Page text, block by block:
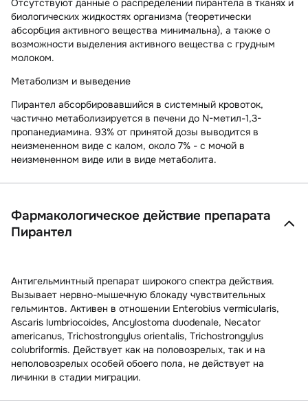
Отсутствуют данные о распределении пирантела в тканях и
биологических жидкостях организма (теоретически
абсорбция активного вещества минимальна), а также о
возможности выделения активного вещества с грудным
молоком.
Метаболизм и выведение
Пирантел абсорбировавшийся в системный кровоток,
частично метаболизируется в печени до N-метил-1,3-
пропанедиамина. 93% от принятой дозы выводится в
неизмененном виде с калом, около 7% - с мочой в
неизмененном виде или в виде метаболита.
Фармакологическое действие препарата
Пирантел
Антигельминтный препарат широкого спектра действия.
Вызывает нервно-мышечную блокаду чувствительных
гельминтов. Активен в отношении Enterobius vermicularis,
Ascaris lumbriocoides, Ancylostoma duodenale, Necator
americanus, Trichostrongylus orientalis, Trichostrongylus
colubriformis. Действует как на половозрелых, так и на
неполовозрелых особей обоего пола, не действует на
личинки в стадии миграции.